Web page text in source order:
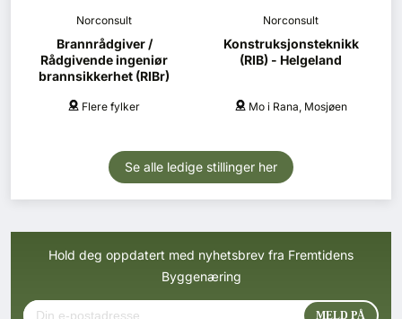
Norconsult
Brannrådgiver /
Rådgivende ingeniør
brannsikkerhet (RIBr)
Flere fylker
Norconsult
Konstruksjonsteknikk
(RIB) - Helgeland
Mo i Rana, Mosjøen
Se alle ledige stillinger her
Hold deg oppdatert med nyhetsbrev fra Fremtidens
Byggenæring